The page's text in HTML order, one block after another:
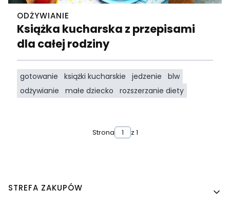
ODŻYWIANIE
Książka kucharska z przepisami
dla całej rodziny
gotowanie książki kucharskie jedzenie
blw
odżywianie
małe dziecko rozszerzanie diety
Strona z 1
Linki w stopce
STREFA ZAKUPÓW